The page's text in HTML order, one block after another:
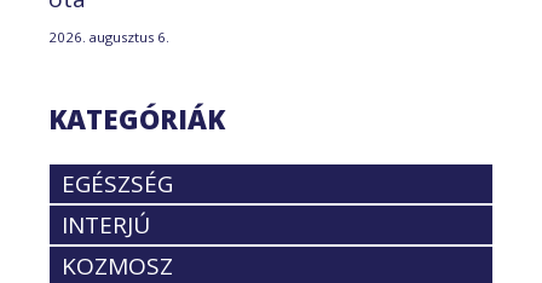
2026. augusztus 6.
KATEGÓRIÁK
EGÉSZSÉG
INTERJÚ
KOZMOSZ